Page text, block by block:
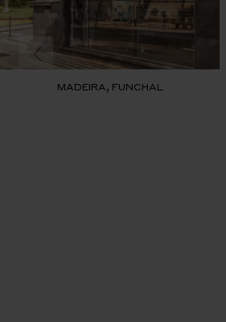
MADEIRA, FUNCHAL